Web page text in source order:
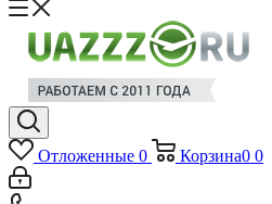
Отложенные 0 Корзина0 0